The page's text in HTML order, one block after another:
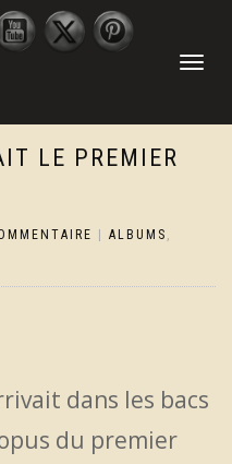
DÉPLIER
LE PREMIER
ALBUMS ,
dans les bacs
du premier